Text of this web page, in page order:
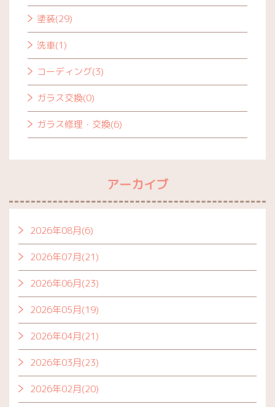
塗装(29)
洗車(1)
コーディング(3)
ガラス交換(0)
ガラス修理・交換(6)
アーカイブ
2026年08月(6)
2026年07月(21)
2026年06月(23)
2026年05月(19)
2026年04月(21)
2026年03月(23)
2026年02月(20)